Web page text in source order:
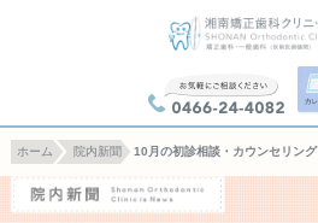
0466-24-4082
ホーム 院内新聞 10月の初診相談・カウンセリング